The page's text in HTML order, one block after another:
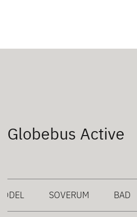
Globebus Active
SOVERUM BAD